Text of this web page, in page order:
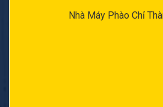
Nhà Máy Phào Chỉ